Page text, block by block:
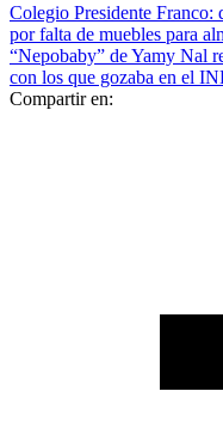
Colegio Presidente Franco:
por falta de muebles para
“Nepobaby” de Yamy Nal
con los que gozaba en el
Compartir en: